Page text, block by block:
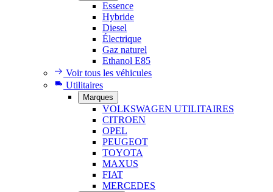
Essence
Hybride
Diesel
Électrique
Gaz naturel
Ethanol E85
Voir tous les véhicules
Utilitaires
Marques
VOLKSWAGEN UTILITAIRES
CITROEN
OPEL
PEUGEOT
TOYOTA
MAXUS
FIAT
MERCEDES